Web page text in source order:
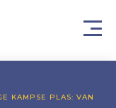
KAMPSE PLAS: VAN